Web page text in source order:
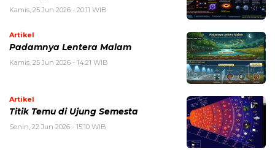
Kamis, 25 Jun 2026 - 20:11 WIB
Artikel
Padamnya Lentera Malam
Kamis, 25 Jun 2026 - 14:21 WIB
Artikel
Titik Temu di Ujung Semesta
Senin, 22 Jun 2026 - 15:10 WIB